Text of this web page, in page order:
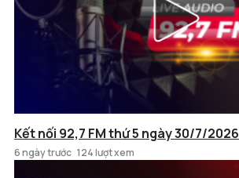
Kết nối 92,7 FM thứ 5 ngày 30/7/2026
6 ngày trước 124 lượt xem